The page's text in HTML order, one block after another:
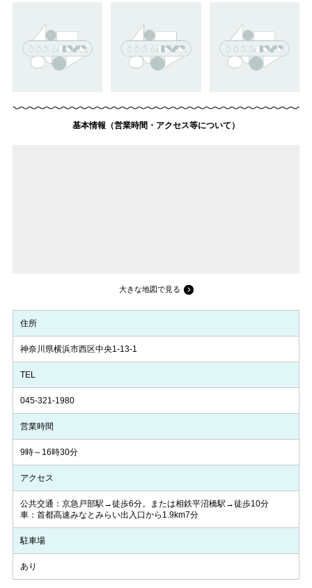
基本情報（営業時間・アクセス等について）
大きな地図で見る
住所
神奈川県横浜市西区中央1-13-1
TEL
045-321-1980
営業時間
9時～16時30分
アクセス
公共交通：京急戸部駅→徒歩6分。または相鉄平沼橋駅→徒歩10分
車：首都高速みなとみらい出入口から1.9km7分
駐車場
あり